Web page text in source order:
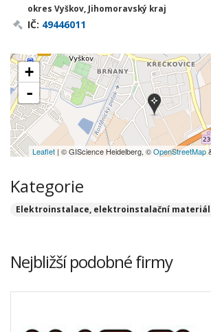
okres Vyškov, Jihomoravský kraj
IČ: 49446011
+
-
Leaflet | © GIScience Heidelberg, ©OpenStreetMap
Kategorie
Elektroinstalace, elektroinstalační materiál
Nejbližší podobné firmy